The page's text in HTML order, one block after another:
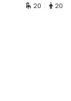
20 20